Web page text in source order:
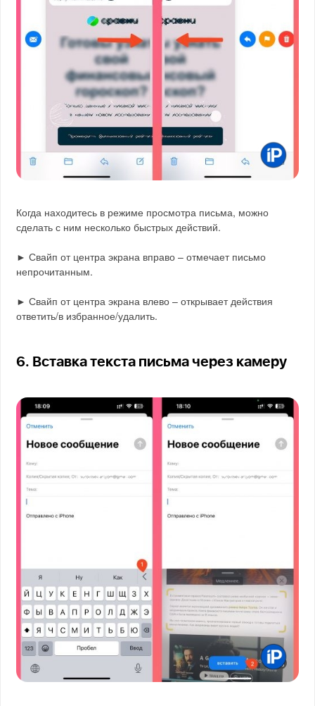
Когда находитесь в режиме просмотра письма, можно
сделать с ним несколько быстрых действий.
► Свайп от центра экрана вправо – отмечает письмо
непрочитанным.
► Свайп от центра экрана влево – открывает действия
ответить/в избранное/удалить.
6. Вставка текста письма через камеру